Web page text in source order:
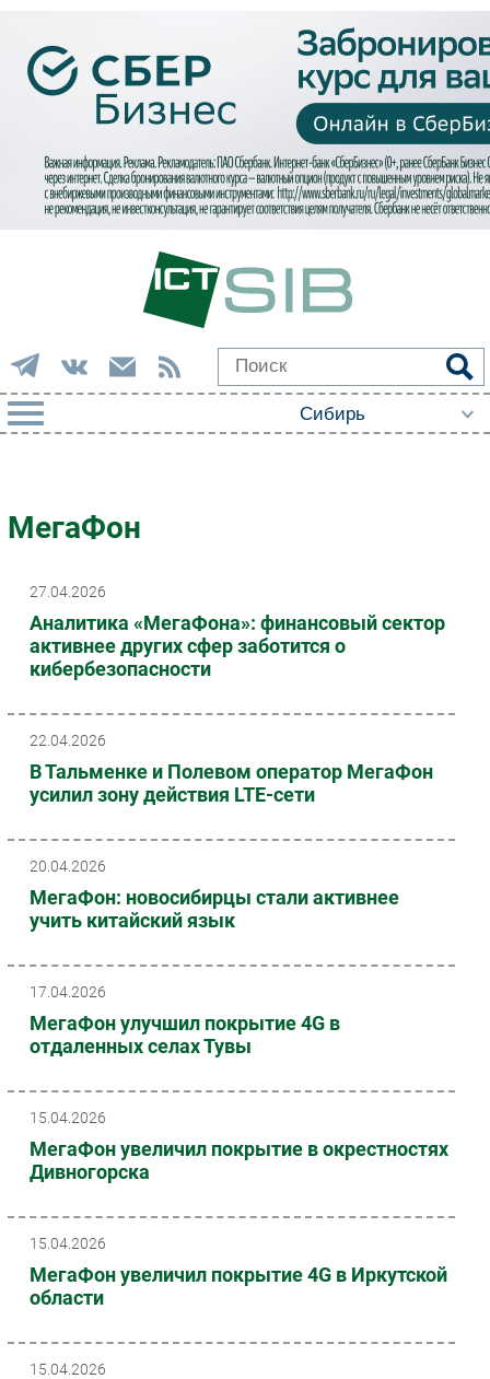
Импорто­замещение
Фиксированная связь
Интеграция
Маркетинг
Торговые сети
Оборудование
Кадры
Регулирование
Инновации
РАЗДЕЛЫ
Новости
Аналитика
Интервью
Проекты
МегаФон
27.04.2026
Аналитика «МегаФона»: финансовый сектор
активнее других сфер заботится о
кибербезопасности
22.04.2026
В Тальменке и Полевом оператор МегаФон
усилил зону действия LTE-сети
20.04.2026
МегаФон: новосибирцы стали активнее
учить китайский язык
17.04.2026
МегаФон улучшил покрытие 4G в
отдаленных селах Тувы
15.04.2026
МегаФон увеличил покрытие в окрестностях
Дивногорска
15.04.2026
МегаФон увеличил покрытие 4G в Иркутской
области
15.04.2026